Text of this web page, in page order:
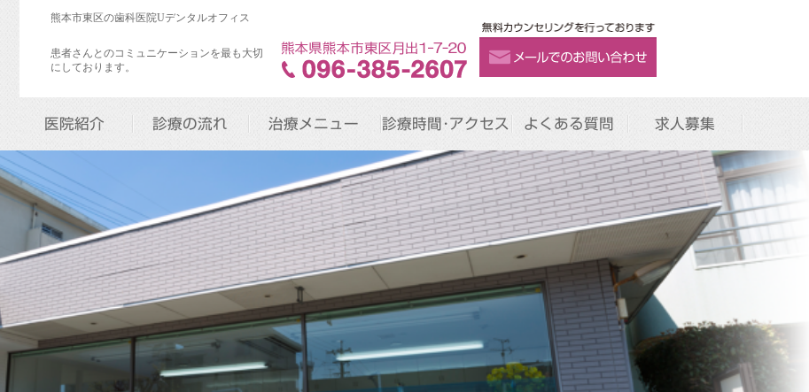
熊本市東区の歯科医院Uデンタルオフィス
患者さんとのコミュニケーションを最も大切
にしております。
医院紹介 診療の流れ 治療メニュー 診療時間･アクセス よくある質問 求人募集